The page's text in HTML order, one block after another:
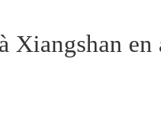
Xiangshan